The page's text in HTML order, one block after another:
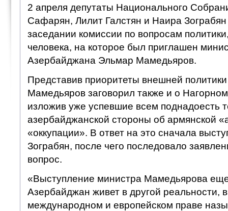
2 апреля депутаты Национального
Сафарян, Лилит Галстян и Наира Зограбян
заседании комиссии по вопросам
человека, на которое был приглашен
Азербайджана Эльмар Мамедьяров.
Представив приоритеты внешней
Мамедьяров заговорил также и о
изложив уже успевшие всем поднадоесть
азербайджанской стороны об армянской
«оккупации». В ответ на это сначала
Зограбян, после чего последовало
вопрос.
«Выступление министра Мамедьярова еще
Азербайджан живет в другой реальности,
международном и европейском праве